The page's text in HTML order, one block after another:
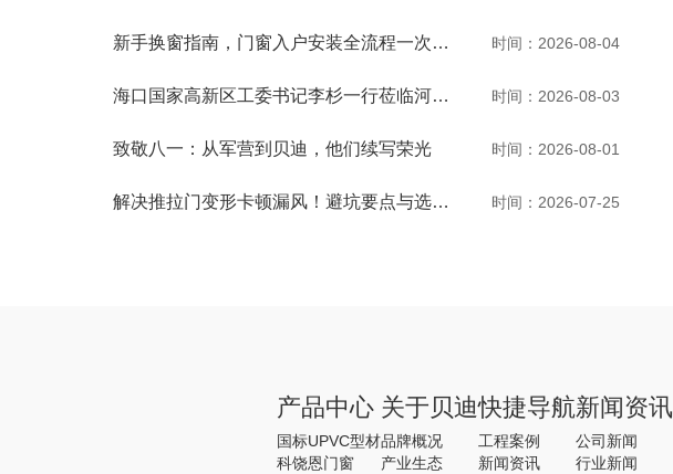
新手换窗指南，门窗入户安装全流程一次性讲清 时间：2026-08-04
海口国家高新区工委书记李杉一行莅临河南贝迪考察交流 时间：2026-08-03
致敬八一：从军营到贝迪，他们续写荣光 时间：2026-08-01
解决推拉门变形卡顿漏风！避坑要点与选购秘诀 时间：2026-07-25
产品中心
国标UPVC型材
科饶恩门窗
关于贝迪
品牌概况
产业生态
快捷导航
工程案例
新闻资讯
新闻资讯
公司新闻
行业新闻